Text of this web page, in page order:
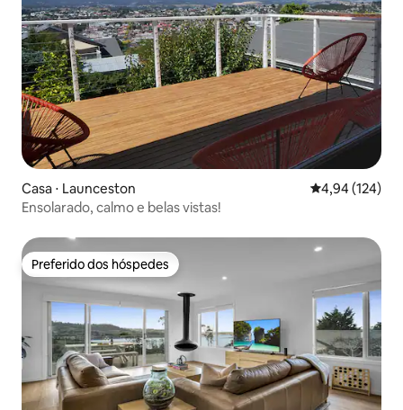
Casa ⋅ Launceston 4,94 de uma
4,94 (124)
Ensolarado, calmo e belas vistas!
Preferido dos hóspedes
Preferido dos hóspedes